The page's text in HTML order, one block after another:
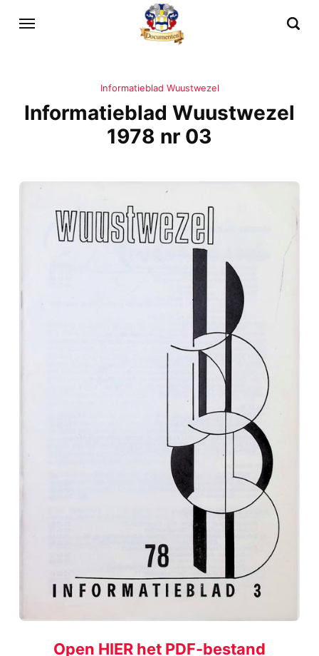
Informatieblad Wuustwezel
Informatieblad Wuustwezel
1978 nr 03
Open HIER het PDF-bestand